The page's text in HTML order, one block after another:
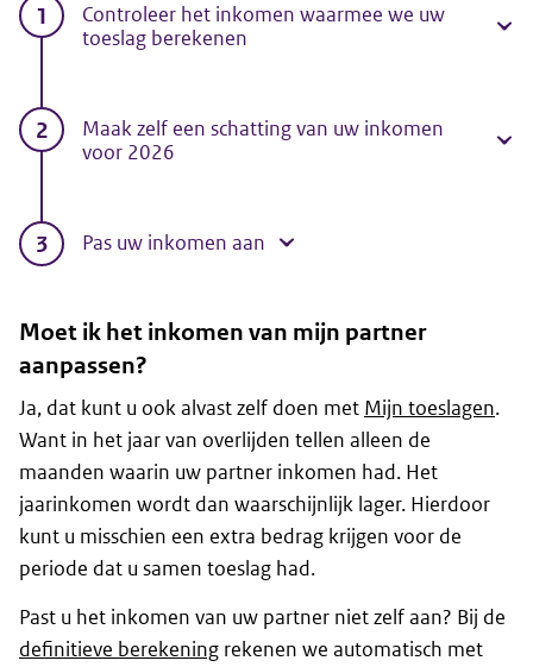
Controleer het inkomen waarmee we uw
toeslag berekenen
Maak zelf een schatting van uw inkomen
voor 2026
Pas uw inkomen aan
Moet ik het inkomen van mijn partner
aanpassen?
Ja, dat kunt u ook alvast zelf doen met Mijn toeslagen.
Want in het jaar van overlijden tellen alleen de
maanden waarin uw partner inkomen had. Het
jaarinkomen wordt dan waarschijnlijk lager. Hierdoor
kunt u misschien een extra bedrag krijgen voor de
periode dat u samen toeslag had.
Past u het inkomen van uw partner niet zelf aan? Bij de
definitieve berekening rekenen we automatisch met